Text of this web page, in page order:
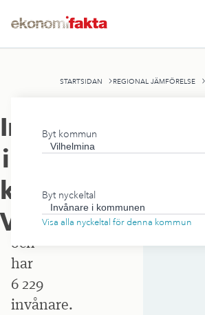
STARTSIDAN REGIONAL JÄMFÖRELSE
Invånare
i
kommunen
Vilhelmina
kommun
ligger
Västerbottens
och
har
6 229
invånare.
Byt kommun
Byt nyckeltal
Visa alla nyckeltal för denna kommun